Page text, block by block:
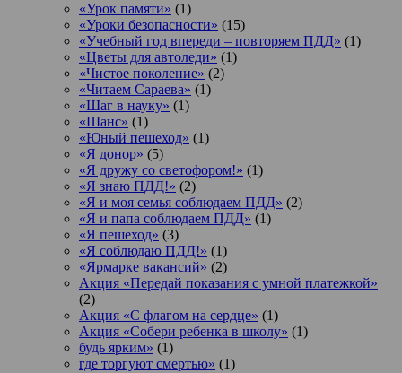
«Урок памяти» (1)
«Уроки безопасности» (15)
«Учебный год впереди – повторяем ПДД» (1)
«Цветы для автоледи» (1)
«Чистое поколение» (2)
«Читаем Сараева» (1)
«Шаг в науку» (1)
«Шанс» (1)
«Юный пешеход» (1)
«Я донор» (5)
«Я дружу со светофором!» (1)
«Я знаю ПДД!» (2)
«Я и моя семья соблюдаем ПДД» (2)
«Я и папа соблюдаем ПДД» (1)
«Я пешеход» (3)
«Я соблюдаю ПДД!» (1)
«Ярмарке вакансий» (2)
Акция «Передай показания с умной платежкой»
(2)
Акция «С флагом на сердце» (1)
Акция «Собери ребенка в школу» (1)
будь ярким» (1)
где торгуют смертью» (1)